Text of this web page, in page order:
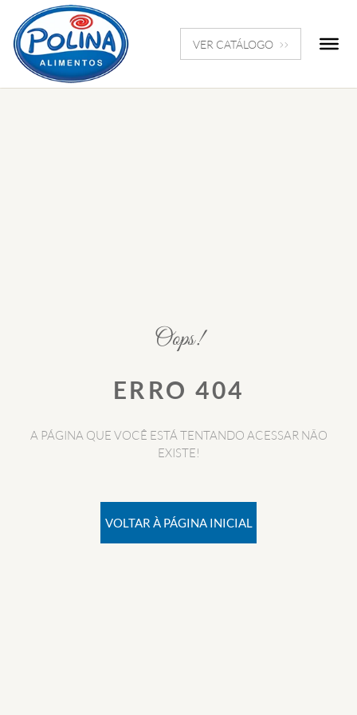
VER CATÁLOGO
Oops!
ERRO 404
A PÁGINA QUE VOCÊ ESTÁ TENTANDO ACESSAR NÃO
EXISTE!
VOLTAR À PÁGINA INICIAL